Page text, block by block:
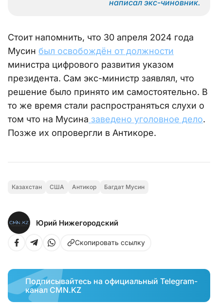
написал экс-чиновник.
Стоит напомнить, что 30 апреля 2024 года
Мусин был освобождён от должности
министра цифрового развития указом
президента. Сам экс-министр заявлял, что
решение было принято им самостоятельно. В
то же время стали распространяться слухи о
том что на Мусина заведено уголовное дело.
Позже их опровергли в Антикоре.
Казахстан США Антикор Багдат Мусин
Юрий Нижегородский
Скопировать ссылку
Подписывайтесь на официальный Telegram-
канал CMN.KZ